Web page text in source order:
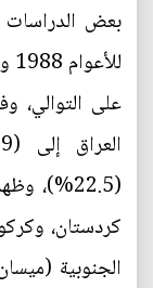
بعض الدراسات
(22.5%)،
كردستان،
الجنوبية